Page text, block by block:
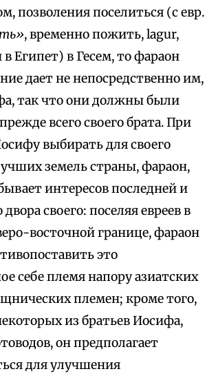
позволения поселиться (с евр.
, временно пожить, lagur,
Египет) в Гесем, то фараон
дает не непосредственно им,
так что они должны были
всего своего брата. При
выбирать для своего
земель страны, фараон,
интересов последней и
своего: поселяя евреев в
восточной границе, фараон
это
себе племя напору азиатских
племен; кроме того,
из братьев Иосифа,
он предполагает
для улучшения